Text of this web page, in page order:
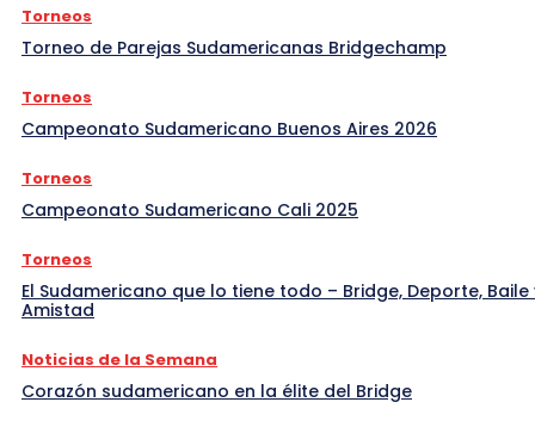
Torneos
Torneo de Parejas Sudamericanas Bridgechamp
Torneos
Campeonato Sudamericano Buenos Aires 2026
Torneos
Campeonato Sudamericano Cali 2025
Torneos
El Sudamericano que lo tiene todo – Bridge, Deporte, Baile
Amistad
Noticias de la Semana
Corazón sudamericano en la élite del Bridge